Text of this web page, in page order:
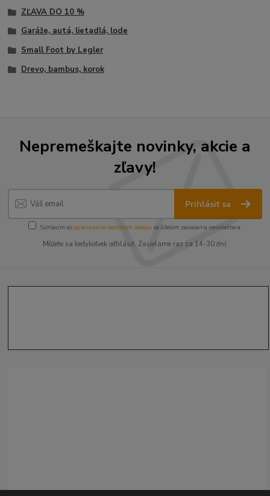
ZĽAVA DO 10 %
Garáže, autá, lietadlá, lode
Small Foot by Legler
Drevo, bambus, korok
Nepremeškajte novinky, akcie a
zľavy!
Prihlásiť sa
Súhlasím sospracovaním osobných údajov za účelom zasielania newslettera.
Môžete sa kedykoľvek odhlásiť. Zasielame raz za 14-30 dní.